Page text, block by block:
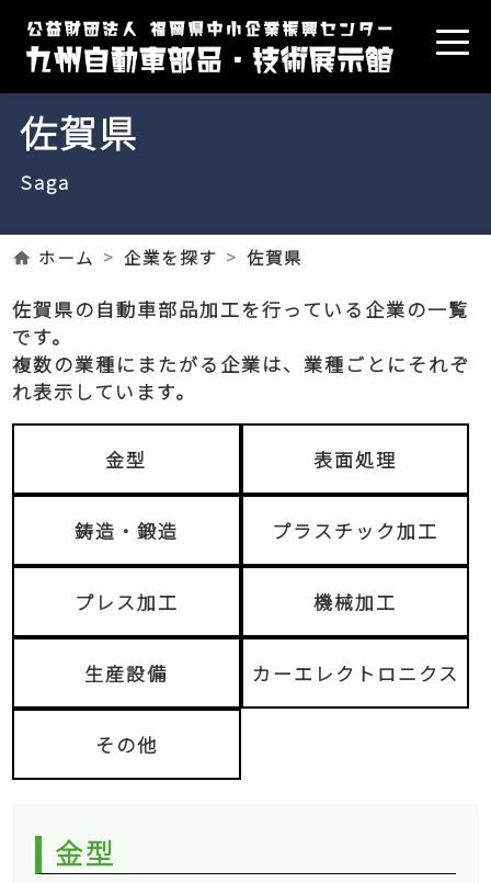
佐賀県
Saga
ホーム 企業を探す 佐賀県
佐賀県の自動車部品加工を行っている企業の一覧
です。
複数の業種にまたがる企業は、業種ごとにそれぞ
れ表示しています。
金型 表面処理
鋳造・鍛造 プラスチック加工
プレス加工 機械加工
生産設備 カーエレクトロニクス
その他
金型